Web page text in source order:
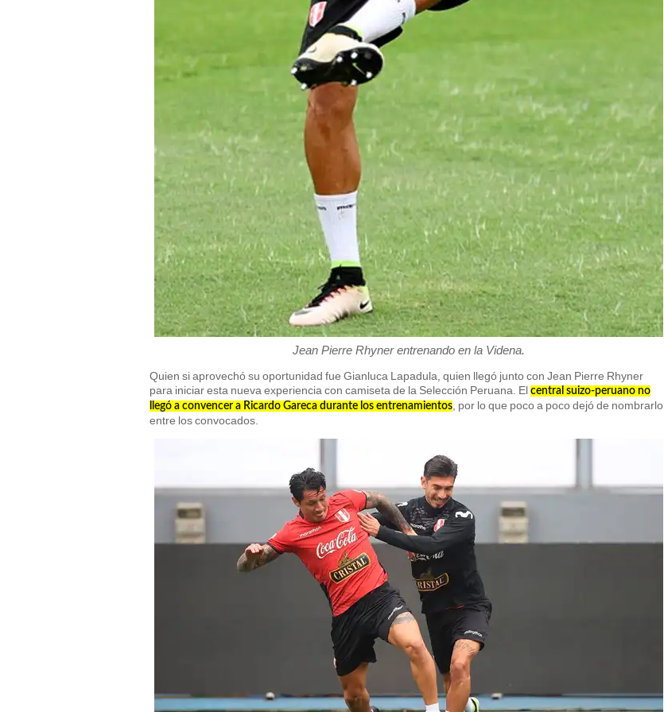
Jean Pierre Rhyner entrenando en la Videna.
Quien si aprovechó su oportunidad fue Gianluca Lapadula, quien llegó junto con Jean Pierre Rhyner
para iniciar esta nueva experiencia con camiseta de la Selección Peruana. El central suizo-peruano no
llegó a convencer a Ricardo Gareca durante los entrenamientos , por lo que poco a poco dejó de nombrarlo
entre los convocados.